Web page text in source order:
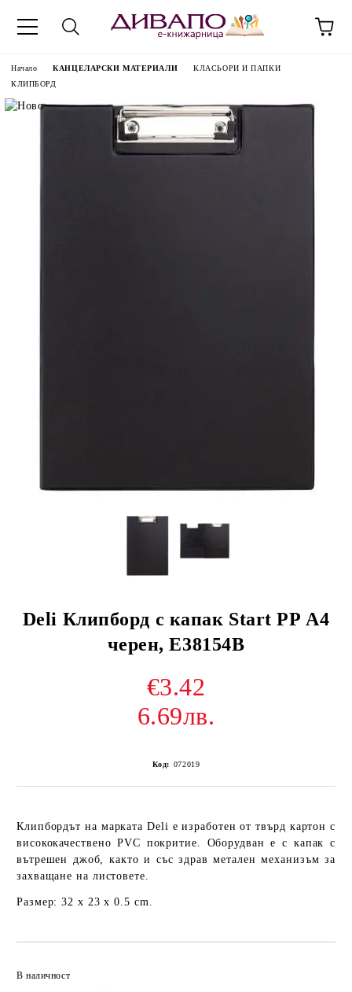
Начало КАНЦЕЛАРСКИ МАТЕРИАЛИ
КЛАСЬОРИ И ПАПКИ
КЛИПБОРД
Deli Клипборд с капак Start PP А4
черен, E38154B
€3.42
6.69лв.
Код: 072019
Клипбордът на марката Deli е изработен от твърд картон с
висококачествено PVC покритие. Оборудван е с капак с
вътрешен джоб, както и със здрав метален механизъм за
захващане на листовете.
Размер: 32 x 23 x 0.5 cm.
В наличност